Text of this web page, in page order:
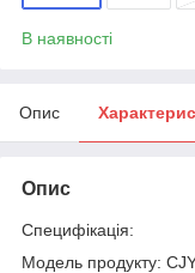
В наявності
Опис
Опис
Специфікація:
Модель продукту: